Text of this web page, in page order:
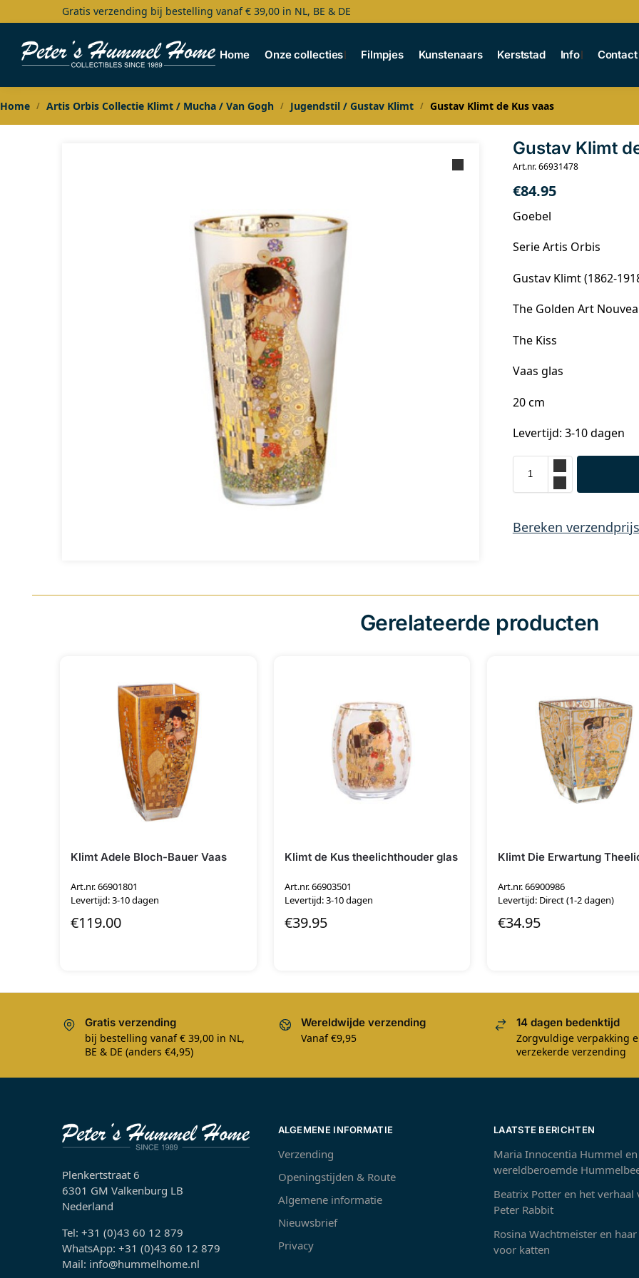
Gratis verzending bij bestelling vanaf € 39,00 in NL, BE & DE
Home Onze collecties Filmpjes Kunstenaars Kerststad Info Contact
Search
Home / Artis Orbis Collectie Klimt / Mucha / Van Gogh / Jugendstil / Gustav Klimt / Gustav Klimt de Kus vaas
Gustav Klimt
Art.nr. 66931478
€84.95
Goebel
Serie Artis Orbis
Gustav Klimt (1862-
The Golden Art
The Kiss
Vaas glas
20 cm
Levertijd: 3-10 dagen
Bereken verzendprijs
Gerelateerde producten
Klimt Adele Bloch-Bauer Vaas
Art.nr. 66901801
Levertijd: 3-10 dagen
€119.00
Klimt de Kus theelichthouder glas
Art.nr. 66903501
Levertijd: 3-10 dagen
€39.95
Klimt Die Erwartung
Art.nr. 66900986
Levertijd: Direct (1-2 dagen)
€34.95
Gratis verzending
bij bestelling vanaf € 39,00 in NL,
BE & DE (anders €4,95)
Wereldwijde verzending
Vanaf €9,95
14 dagen bedenktijd
Zorgvuldige verpakking
verzekerde verzending
Plenkertstraat 6
6301 GM Valkenburg LB
Nederland
Tel: +31 (0)43 60 12 879
WhatsApp: +31 (0)43 60 12 879
Mail: info@hummelhome.nl
ALGEMENE INFORMATIE
Verzending
Openingstijden & Route
Algemene informatie
Nieuwsbrief
Privacy
LAATSTE BERICHTEN
Maria Innocentia Hummel
wereldberoemde
Beatrix Potter en het verhaal
Peter Rabbit
Rosina Wachtmeister en
voor katten